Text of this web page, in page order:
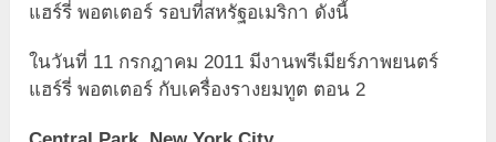
แฮร์รี่ พอตเตอร์ รอบที่สหรัฐอเมริกา ดังนี้
ในวันที่ 11 กรกฎาคม 2011 มีงานพรีเมียร์ภาพยนตร์
แฮร์รี่ พอตเตอร์ กับเครื่องรางยมทูต ตอน 2